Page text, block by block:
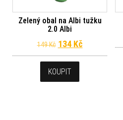
Zelený obal na Albi tužku
2.0 Albi
149Kč Původní cena
134 KčAktuální
KOUPIT